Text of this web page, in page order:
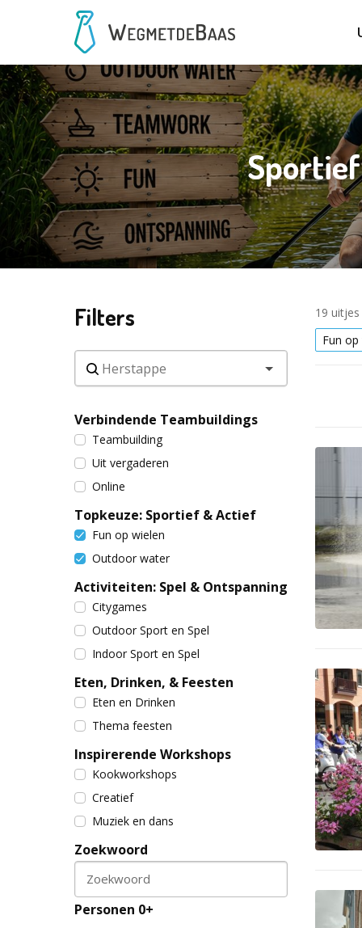
Filters
Verbindende Teambuildings
Teambuilding
Uit vergaderen
Online
Topkeuze: Sportief & Actief
Fun op wielen
Outdoor water
Activiteiten: Spel & Ontspanning
Citygames
Outdoor Sport en Spel
Indoor Sport en Spel
Eten, Drinken, & Feesten
Eten en Drinken
Thema feesten
Inspirerende Workshops
Kookworkshops
Creatief
Muziek en dans
Zoekwoord
Zoekwoord
Personen 0+
19
Fun op